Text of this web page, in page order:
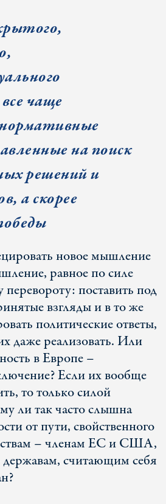
чаще
на поиск
решений и
а скорее
новое мышление
равное по силе
поставить под
взгляды и в то же
политические ответы,
даже реализовать. Или
в Европе –
Если их вообще
то только силой
ли так часто слышна
от пути, свойственного
– членам ЕС и США,
державам, считающим себя